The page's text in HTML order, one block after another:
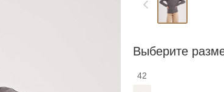
Выберите
42